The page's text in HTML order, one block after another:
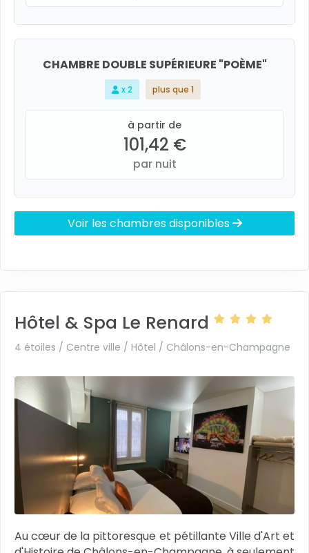
CHAMBRE DOUBLE SUPÉRIEURE "POÈME"
x 2 plus que 1
à partir de
101,42 €
par nuit
Voir les chambres disponibles
Hôtel & Spa Le Renard
4 étoiles / Centre ville / Hôtel / Châlons-en-Champagne
Au cœur de la pittoresque et pétillante Ville d'Art et